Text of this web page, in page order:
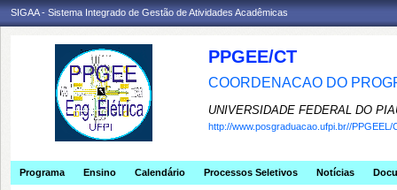
SIGAA - Sistema Integrado de Gestão de Atividades Acadêmicas
PPGEE/CT
COORDENACAO DO
UNIVERSIDADE FEDERAL DO
http://www.posgraduacao.ufpi.br//PPGEEL/
Programa Ensino Calendário Processos Seletivos Notícias